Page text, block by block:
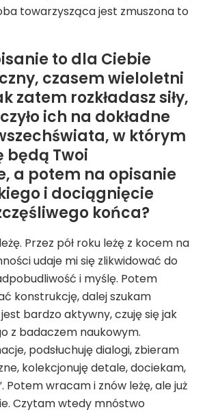
towarzysząca jest zmuszona to
to dla Ciebie
czasem wieloletni
zatem rozkładasz siły,
ich na dokładne
w którym
będą Twoi
a potem na opisanie
i dociągnięcie
końca?
Przez pół roku leżę z kocem na
udaje mi się zlikwidować do
i myślę. Potem
konstrukcję, dalej szukam
bardzo aktywny, czuję się jak
z badaczem naukowym.
podsłuchuję dialogi, zbieram
kolekcjonuję detale, dociekam,
Potem wracam i znów leżę, ale już
Czytam wtedy mnóstwo